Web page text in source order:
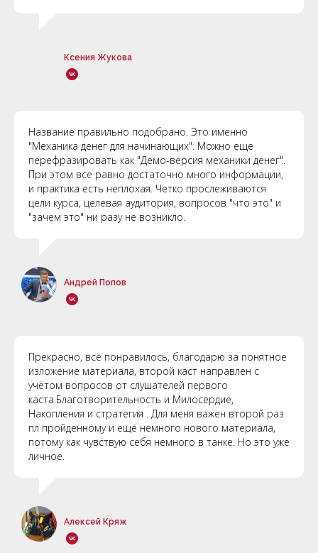
Ксения Жукова
Название правильно подобрано. Это именно
"Механика денег для начинающих". Можно еще
перефразировать как "Демо-версия механики денег".
При этом все равно достаточно много информации,
и практика есть неплохая. Четко прослеживаются
цели курса, целевая аудитория, вопросов "что это" и
"зачем это" ни разу не возникло.
Андрей Попов
Прекрасно, всё понравилось, благодарю за понятное
изложение материала, второй каст направлен с
учётом вопросов от слушателей первого
каста.Благотворительность и Милосердие,
Накопления и стратегия . Для меня важен второй раз
пл пройденному и ещё немного нового материала,
потому как чувствую себя немного в танке. Но это уже
личное.
Алексей Кряж